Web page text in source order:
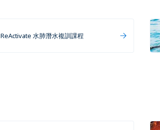
ReActivate 水肺潛水複訓課程